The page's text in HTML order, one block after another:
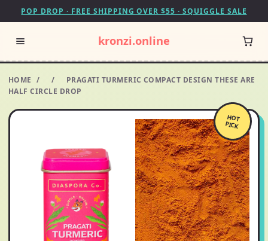
POP DROP · FREE SHIPPING OVER $55 · SQUIGGLE SALE
kronzi.online
HOME / /
PRAGATI TURMERIC COMPACT DESIGN THESE ARE
HALF CIRCLE DROP
HOT
PICK